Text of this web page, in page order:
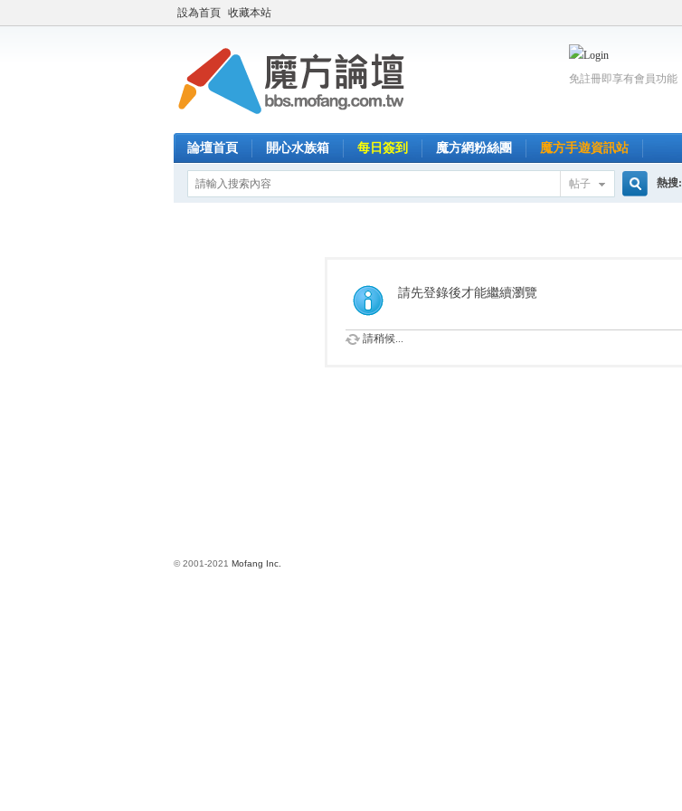
設為首頁 收藏本站
免註冊即享有會員功能
論壇首頁 開心水族箱 每日簽到 魔方網粉絲團 魔方手遊資訊站
帖子 熱搜:
請先登錄後才能繼續瀏覽
請稍候...
© 2001-2021 Mofang Inc.